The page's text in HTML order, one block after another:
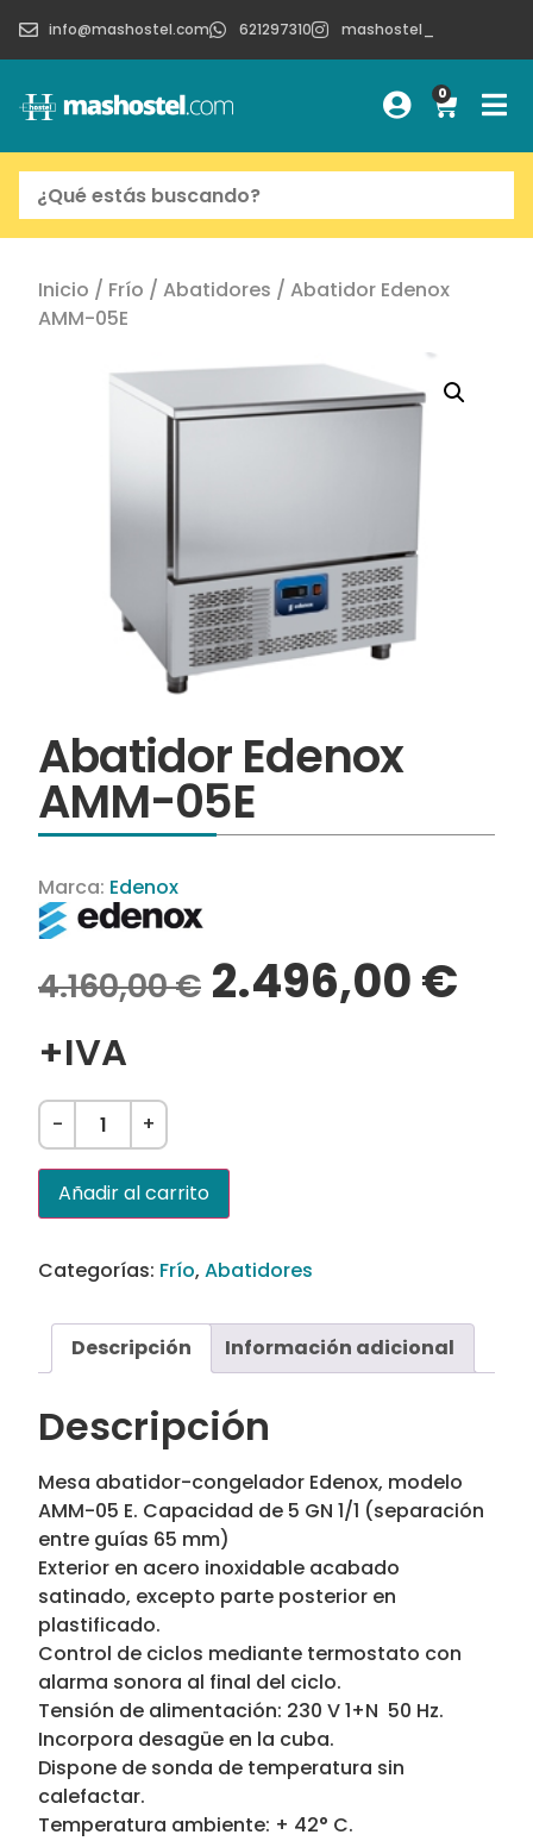
info@mashostel.com 621297310 mashostel_
0
Inicio / Frío / Abatidores / Abatidor Edenox
AMM-05E
Abatidor Edenox
AMM-05E
Marca: Edenox
4.160,00€ 2.496,00€
+IVA
- +
Añadir al carrito
Categorías: Frío, Abatidores
Descripción Información adicional
Descripción
Mesa abatidor-congelador Edenox, modelo
AMM-05 E. Capacidad de 5 GN 1/1 (separación
entre guías 65 mm)
Exterior en acero inoxidable acabado
satinado, excepto parte posterior en
plastificado.
Control de ciclos mediante termostato con
alarma sonora al final del ciclo.
Tensión de alimentación: 230 V 1+N  50 Hz.
Incorpora desagüe en la cuba.
Dispone de sonda de temperatura sin
calefactar.
Temperatura ambiente: + 42° C.